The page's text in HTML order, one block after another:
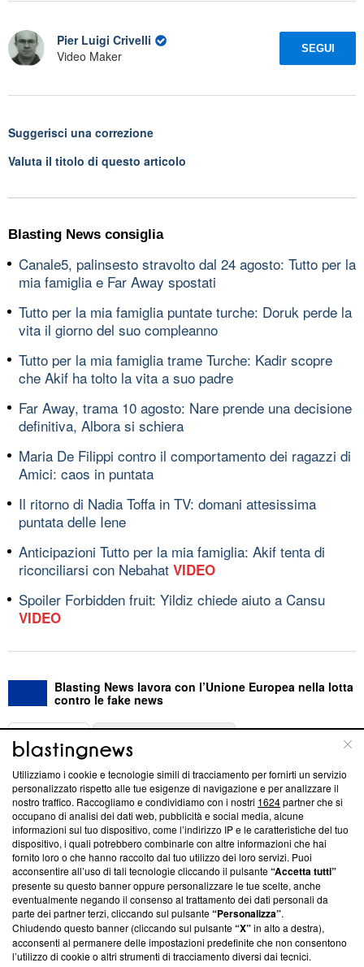
Pier Luigi Crivelli
Video Maker
SEGUI
Suggerisci una correzione
Valuta il titolo di questo articolo
Blasting News consiglia
Canale5, palinsesto stravolto dal 24 agosto: Tutto per la
mia famiglia e Far Away spostati
Tutto per la mia famiglia puntate turche: Doruk perde la
vita il giorno del suo compleanno
Tutto per la mia famiglia trame Turche: Kadir scopre
che Akif ha tolto la vita a suo padre
Far Away, trama 10 agosto: Nare prende una decisione
definitiva, Albora si schiera
Maria De Filippi contro il comportamento dei ragazzi di
Amici: caos in puntata
Il ritorno di Nadia Toffa in TV: domani attesissima
puntata delle Iene
Anticipazioni Tutto per la mia famiglia: Akif tenta di
riconciliarsi con Nebahat VIDEO
Spoiler Forbidden fruit: Yildiz chiede aiuto a Cansu
VIDEO
Blasting News lavora con l’Unione Europea nella lotta
contro le fake news
ABOUT
Questa sezione offre informazioni trasparenti su Blasting
News, sui nostri processi editoriali e su come ci impegniamo a
creare news di qualità. Inoltre, afferma la nostra aderenza a
‘Trust Project - News with Integrity’Blasting News non è
ancora membro del programma, ma ha richiesto di farne
parte; Trust Project non ha ancora effettuato una verifica di
conformità agli standard.
Su di noi
Team editoriale
Utilizziamo i cookie e tecnologie simili di tracciamento per fornirti un servizio
personalizzato rispetto alle tue esigenze di navigazione e per analizzare il
nostro traffico. Raccogliamo e condividiamo con i nostri 1624partner che si
occupano di analisi dei dati web, pubblicità e social media, alcune
informazioni sul tuo dispositivo, come l’indirizzo IP e le caratteristiche del tuo
dispositivo, i quali potrebbero combinarle con altre informazioni che hai
fornito loro o che hanno raccolto dal tuo utilizzo dei loro servizi. Puoi
acconsentire all’uso di tali tecnologie cliccando il pulsante“Accetta tutti”
presente su questo banner oppure personalizzare le tue scelte, anche
eventualmente negando il consenso al trattamento dei dati personali da
parte dei partner terzi, cliccando sul pulsante“Personalizza”.
Chiudendo questo banner (cliccando sul pulsante“X”in alto a destra),
acconsenti al permanere delle impostazioni predefinite che non consentono
l’utilizzo di cookie o altri strumenti di tracciamento diversi dai tecnici.